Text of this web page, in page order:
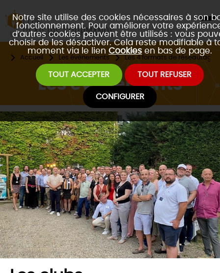
Notre site utilise des cookies nécessaires à son
fonctionnement. Pour améliorer votre
d’autres cookies peuvent être utilisés : vous
choisir de les désactiver. Cela reste modifiable à
moment via le lien Cookies en bas de page.
TOUT ACCEPTER TOUT REFUSER
CONFIGURER
Accueil Les évènements Les 4 formats de réseautage
Les évènements